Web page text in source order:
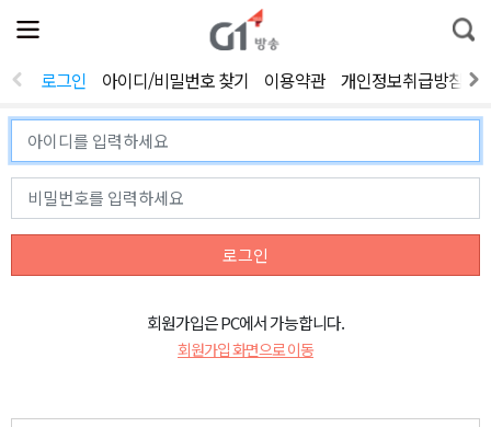
전
체
뉴
열
통
합
색
로그인 아이디/비밀번호 찾기 이용약관 개인정보취급방침
로그인
회원가입은 PC에서 가능합니다.
회원가입 화면으로 이동